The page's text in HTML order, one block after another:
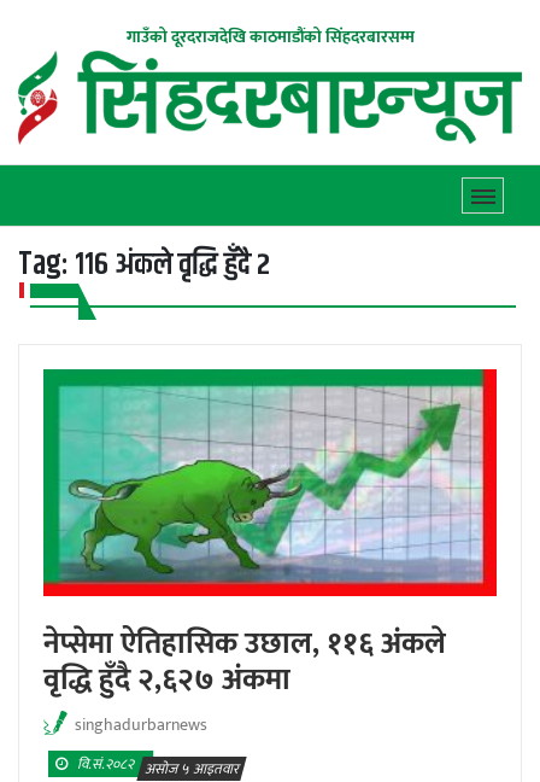
गाउँको दूरदराजदेखि काठमाडौंको सिंहदरबारसम्म
Tag: ११६ अंकले वृद्धि हुँदै २
नेप्सेमा ऐतिहासिक उछाल, ११६ अंकले
वृद्धि हुँदै २,६२७ अंकमा
singhadurbarnews
वि.सं.२०८२ असोज ५ आइतवार